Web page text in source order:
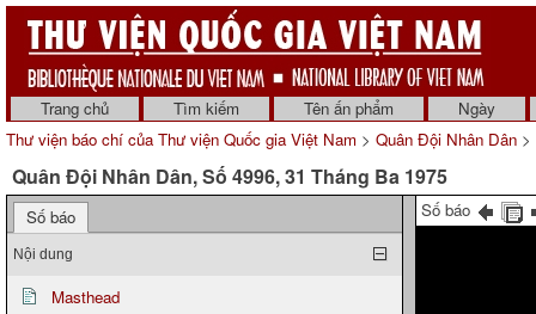
Trang chủ Tìm kiếm Tên ấn phẩm
Ngày
Thư viện báo chí của Thư viện Quốc gia Việt Nam > Quân Đội Nhân Dân >
Quân Đội Nhân Dân, Số 4996, 31 Tháng Ba 1975
Số báo
Nội dung
Masthead
Số báo